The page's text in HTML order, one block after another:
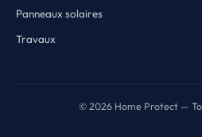
Panneaux solaires
Travaux
© 2026 Home Protect —